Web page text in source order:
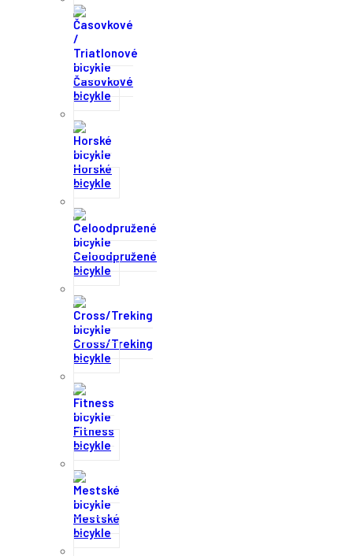
Časovkové
bicykle
Horské
bicykle
Celoodpružené
bicykle
Cross/Treking
bicykle
Fitness
bicykle
Mestské
bicykle